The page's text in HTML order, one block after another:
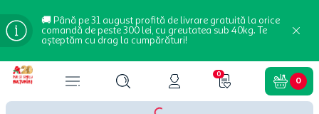
🚚 Până pe 31 august profită de livrare gratuită la orice
comandă de peste 300 lei, cu greutatea sub 40kg. Te
așteptăm cu drag la cumpărături!
0
0